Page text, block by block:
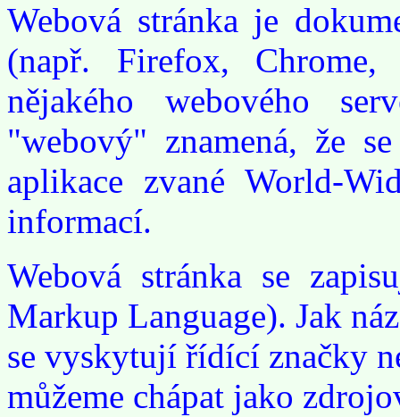
Webová stránka je
(např. Firefox,
nějakého webového
"webový" znamená, že
aplikace zvané World-
informací.
Webová stránka se
Markup Language). Jak
se vyskytují řídící značky
můžeme chápat jako